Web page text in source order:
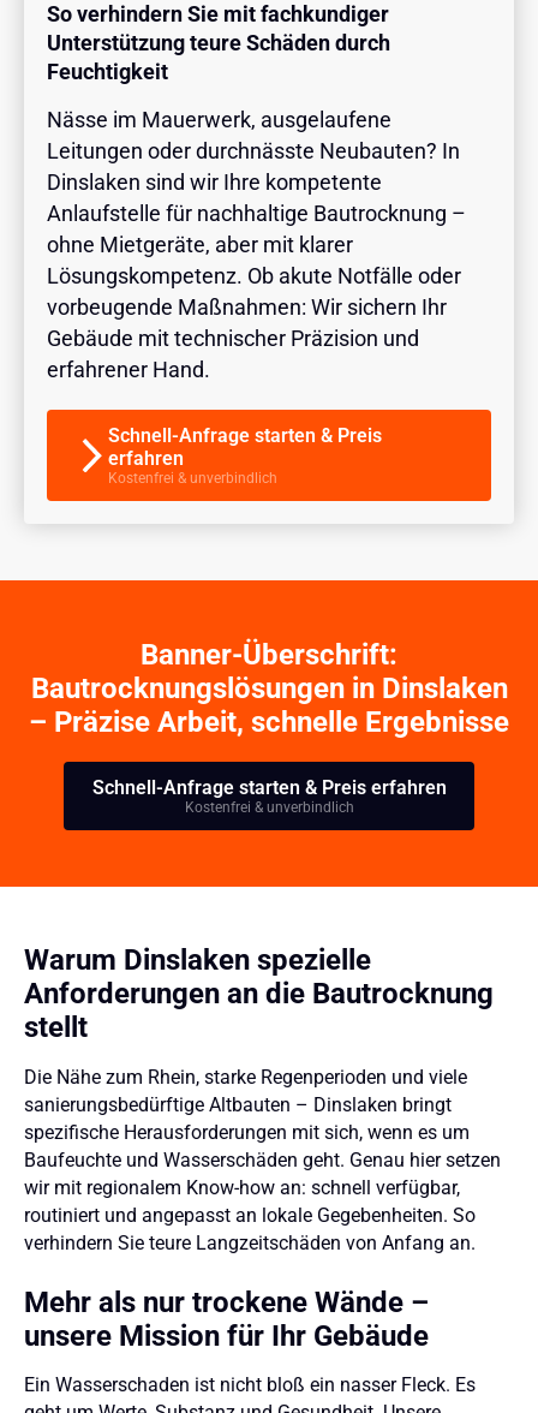
So verhindern Sie mit fachkundiger
Unterstützung teure Schäden durch
Feuchtigkeit
Nässe im Mauerwerk, ausgelaufene
Leitungen oder durchnässte Neubauten? In
Dinslaken sind wir Ihre kompetente
Anlaufstelle für nachhaltige Bautrocknung –
ohne Mietgeräte, aber mit klarer
Lösungskompetenz. Ob akute Notfälle oder
vorbeugende Maßnahmen: Wir sichern Ihr
Gebäude mit technischer Präzision und
erfahrener Hand.
Schnell-Anfrage starten & Preis
erfahren
Kostenfrei & unverbindlich
Banner-Überschrift:
Bautrocknungslösungen in Dinslaken
– Präzise Arbeit, schnelle Ergebnisse
Schnell-Anfrage starten & Preis erfahren
Kostenfrei & unverbindlich
Warum Dinslaken spezielle
Anforderungen an die Bautrocknung
stellt
Die Nähe zum Rhein, starke Regenperioden und viele
sanierungsbedürftige Altbauten – Dinslaken bringt
spezifische Herausforderungen mit sich, wenn es um
Baufeuchte und Wasserschäden geht. Genau hier setzen
wir mit regionalem Know-how an: schnell verfügbar,
routiniert und angepasst an lokale Gegebenheiten. So
verhindern Sie teure Langzeitschäden von Anfang an.
Mehr als nur trockene Wände –
unsere Mission für Ihr Gebäude
Ein Wasserschaden ist nicht bloß ein nasser Fleck. Es